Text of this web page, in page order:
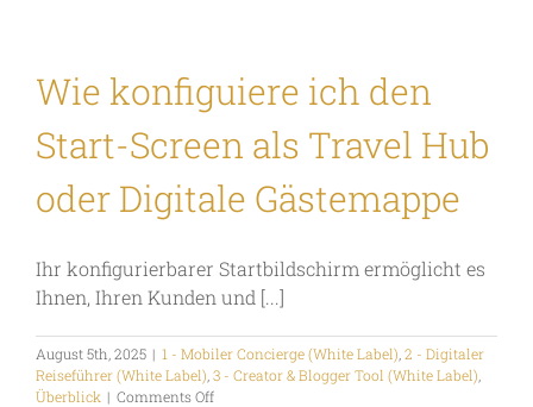
Label
definieren
wer
meinen
Inhalt
sehen
Wie konfiguiere ich den
Start-Screen als Travel Hub
oder Digitale Gästemappe
Ihr konfigurierbarer Startbildschirm ermöglicht es
Ihnen, Ihren Kunden und [...]
August 5th, 2025 | 1 - Mobiler Concierge (White Label) 2 - Digitaler
Reiseführer (White Label) 3 - Creator & Blogger Tool (White Label)
Überblick | Comments Offon